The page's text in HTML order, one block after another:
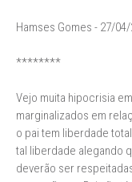
Hamses Gomes - 27/
********
Vejo muita hipocrisia
marginalizados em
o pai tem liberdade
tal liberdade alegando
deverão ser